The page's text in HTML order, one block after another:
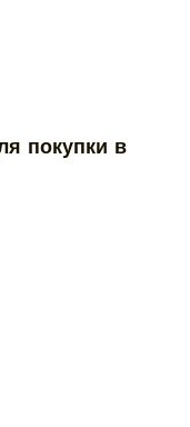
покупки в